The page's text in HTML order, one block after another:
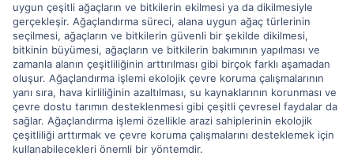
uygun çeşitli ağaçların ve bitkilerin ekilmesi ya da dikilmesiyle
gerçekleşir. Ağaçlandırma süreci, alana uygun ağaç türlerinin
seçilmesi, ağaçların ve bitkilerin güvenli bir şekilde dikilmesi,
bitkinin büyümesi, ağaçların ve bitkilerin bakımının yapılması ve
zamanla alanın çeşitliliğinin arttırılması gibi birçok farklı aşamadan
oluşur. Ağaçlandırma işlemi ekolojik çevre koruma çalışmalarının
yanı sıra, hava kirliliğinin azaltılması, su kaynaklarının korunması ve
çevre dostu tarımın desteklenmesi gibi çeşitli çevresel faydalar da
sağlar. Ağaçlandırma işlemi özellikle arazi sahiplerinin ekolojik
çeşitliliği arttırmak ve çevre koruma çalışmalarını desteklemek için
kullanabilecekleri önemli bir yöntemdir.